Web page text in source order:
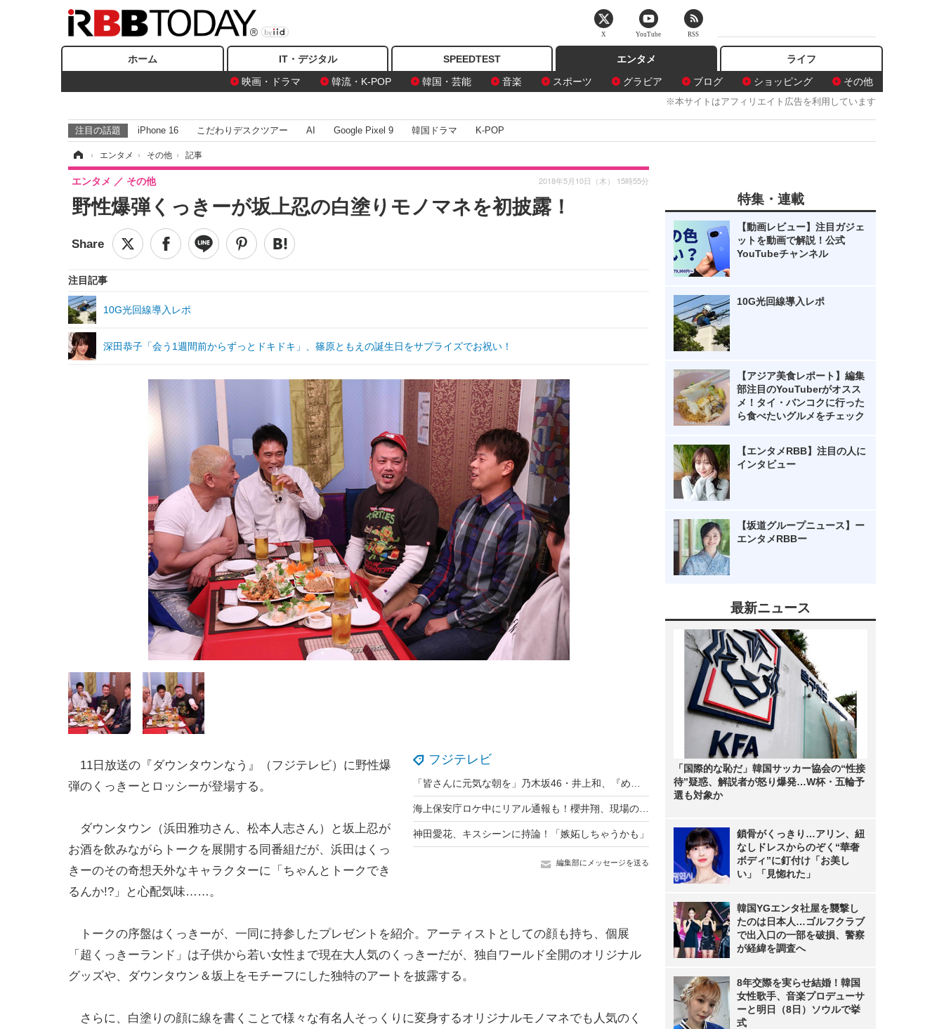
ホーム IT・デジタル SPEEDTEST
エンタメ
映画・ドラマ
韓流・K-POP 韓国・芸能 音楽 スポーツ グラビア ブログ ショッピング その他
ライフ
※本サイトはアフィリエイト広告を利用しています
注目の話題 iPhone 16 こだわりデスクツアー AI Google Pixel 9 韓国ドラマ K-POP
› エンタメ › その他 › 記事
野性爆弾くっきーが坂上忍の白塗りモノマネを初披露！
エンタメ その他 2018年5月10日（木） 15時55分
注目記事
10G光回線導入レポ
深田恭子「会う1週間前からずっとドキドキ」、篠原ともえの誕生日をサプライズでお祝い！
フジテレビ
神田愛花、キスシーンに持論！「嫉妬しちゃうかも」
編集部にメッセージを送る
11日放送の『ダウンタウンなう』（フジテレビ）に野性爆
弾のくっきーとロッシーが登場する。
ダウンタウン（浜田雅功さん、松本人志さん）と坂上忍が
お酒を飲みながらトークを展開する同番組だが、浜田はくっ
きーのその奇想天外なキャラクターに「ちゃんとトークでき
るんか!?」と心配気味……。
トークの序盤はくっきーが、一同に持参したプレゼントを紹介。アーティストとしての顔も持ち、個展
「超くっきーランド」は子供から若い女性まで現在大人気のくっきーだが、独自ワールド全開のオリジナル
グッズや、ダウンタウン＆坂上をモチーフにした独特のアートを披露する。
さらに、白塗りの顔に線を書くことで様々な有名人そっくりに変身するオリジナルモノマネでも人気のく
特集・連載
【動画レビュー】注目ガジェ
ットを動画で解説！公式
YouTubeチャンネル
10G光回線導入レポ
【アジア美食レポート】編集
部注目のYouTuberがオスス
メ！タイ・バンコクに行った
ら食べたいグルメをチェック
【エンタメRBB】注目の人に
インタビュー
【坂道グループニュース】ー
エンタメRBBー
最新ニュース
「国際的な恥だ」韓国サッカー協会の“性接
待”疑惑、解説者が怒り爆発…W杯・五輪予
選も対象か
鎖骨がくっきり…アリン、紐
なしドレスからのぞく“華奢
ボディ”に釘付け「お美し
い」「見惚れた」
韓国YGエンタ社屋を襲撃し
たのは日本人…ゴルフクラブ
で出入口の一部を破損、警察
が経緯を調査へ
8年交際を実らせ結婚！韓国
女性歌手、音楽プロデューサ
ーと明日（8日）ソウルで挙
式
X YouTube RSS